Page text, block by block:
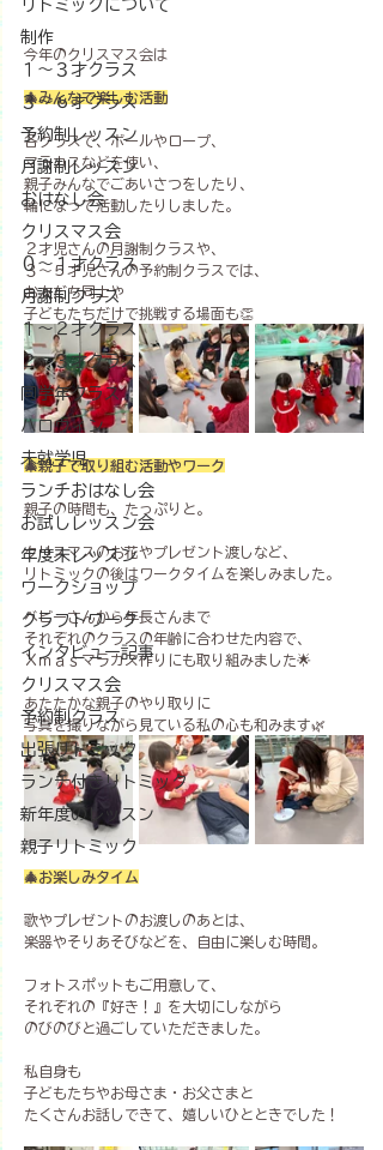
リトミックについて
制作
１〜３才クラス
３〜６才クラス
予約制レッスン
月謝制レッスン
おはなし会
クリスマス会
０～１才クラス
月謝制クラス
１～２才クラス
２～３才クラス
同学年クラス
ハロウィン
未就学児
ランチおはなし会
お試しレッスン会
年度末レッスン
ワークショップ
クラフトワーク
インタビュー記事
クリスマス会
予約制クラス
出張リトミック
ランチ付きリトミック
新年度のレッスン
親子リトミック
今年のクリスマス会は
🎄みんなで楽しむ活動
各クラスで、ボールやロープ、
マラカスなどを使い、
親子みんなでごあいさつをしたり、
輪になって活動したりしました。
２才児さんの月謝制クラスや、
３～５才児さんの予約制クラスでは、
お友だち同士や
子どもたちだけで挑戦する場面も👏
🎄親子で取り組む活動やワーク
親子の時間も、たっぷりと。
クリスマスのお花やプレゼント渡しなど、
リトミックの後はワークタイムを楽しみました。
ベビーさんから年長さんまで
それぞれのクラスの年齢に合わせた内容で、
Ｘｍａｓマラカス作りにも取り組みました🌟
あたたかな親子のやり取りに
写真を撮りながら見ている私の心も和みます🌿
🎄お楽しみタイム
歌やプレゼントのお渡しのあとは、
楽器やそりあそびなどを、自由に楽しむ時間。
フォトスポットもご用意して、
それぞれの『好き！』を大切にしながら
のびのびと過ごしていただきました。
私自身も
子どもたちやお母さま・お父さまと
たくさんお話しできて、嬉しいひとときでした！